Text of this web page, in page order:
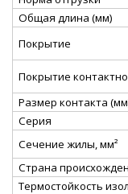
Общая длина (мм)
Покрытие
Покрытие
Размер контакта
Серия
Сечение жилы, мм²
Страна
Термостойкость